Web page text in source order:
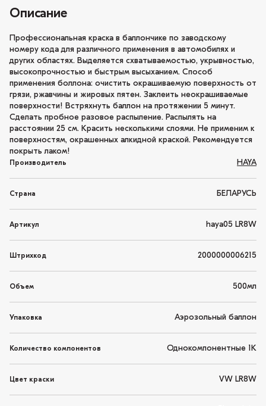
Описание
Профессиональная краска в баллончике по заводскому
номеру кода для различного применения в автомобилях и
других областях. Выделяется схватываемостью, укрывностью,
высокопрочностью и быстрым высыханием. Способ
применения боллона: очистить окрашиваемую поверхность от
грязи, ржавчины и жировых пятен. Заклеить неокрашиваемые
поверхности! Встряхнуть баллон на протяжении 5 минут.
Сделать пробное разовое распыление. Распылять на
расстоянии 25 см. Красить несколькими слоями. Не применим к
поверхностям, окрашенных алкидной краской. Рекомендуется
покрыть лаком!
Производитель HAYA
Страна БЕЛАРУСЬ
Артикул haya05 LR8W
Штрихкод 2000000006215
Объем 500мл
Упаковка Аэрозольный баллон
Количество компонентов Однокомпонентные 1K
Цвет краски VW LR8W